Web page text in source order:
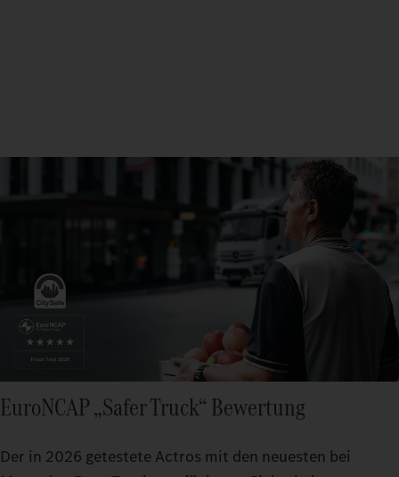
EuroNCAP „Safer Truck“ Bewertung
Der in 2026 getestete Actros mit den neuesten bei